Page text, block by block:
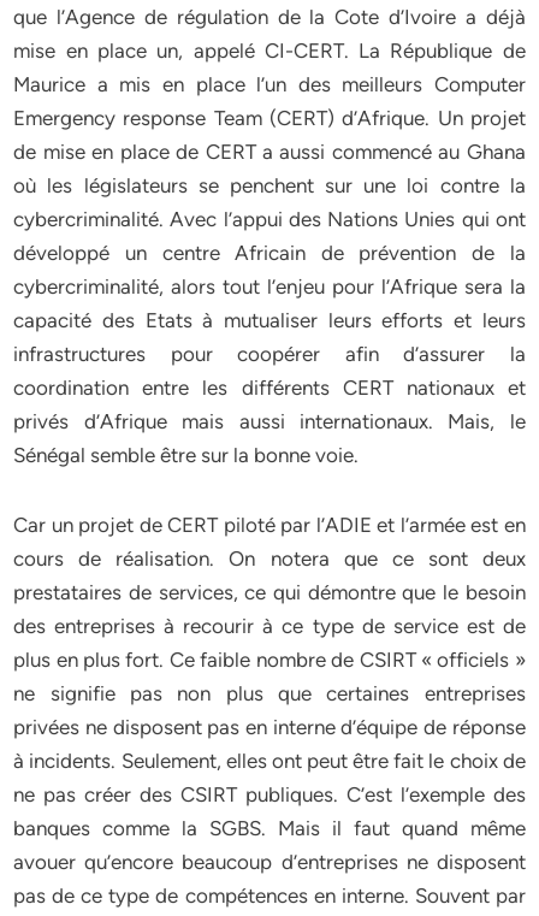
que l’Agence de régulation de la Cote d’Ivoire a déjà
mise en place un, appelé CI-CERT. La République de
Maurice a mis en place l’un des meilleurs Computer
Emergency response Team (CERT) d’Afrique. Un projet
de mise en place de CERT a aussi commencé au Ghana
où les législateurs se penchent sur une loi contre la
cybercriminalité. Avec l’appui des Nations Unies qui ont
développé un centre Africain de prévention de la
cybercriminalité, alors tout l’enjeu pour l’Afrique sera la
capacité des Etats à mutualiser leurs efforts et leurs
infrastructures pour coopérer afin d’assurer la
coordination entre les différents CERT nationaux et
privés d’Afrique mais aussi internationaux. Mais, le
Sénégal semble être sur la bonne voie.
Car un projet de CERT piloté par l’ADIE et l’armée est en
cours de réalisation. On notera que ce sont deux
prestataires de services, ce qui démontre que le besoin
des entreprises à recourir à ce type de service est de
plus en plus fort. Ce faible nombre de CSIRT « officiels »
ne signifie pas non plus que certaines entreprises
privées ne disposent pas en interne d’équipe de réponse
à incidents. Seulement, elles ont peut être fait le choix de
ne pas créer des CSIRT publiques. C’est l’exemple des
banques comme la SGBS. Mais il faut quand même
avouer qu’encore beaucoup d’entreprises ne disposent
pas de ce type de compétences en interne. Souvent par